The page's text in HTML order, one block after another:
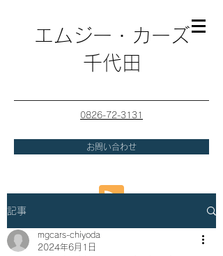
エムジー・カーズ
千代田
0826-72-3131
お問い合わせ
記事
mgcars-chiyoda
2024年6月1日